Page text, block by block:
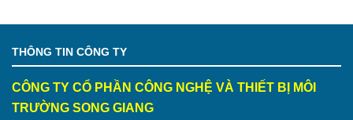
THÔNG TIN CÔNG TY
CÔNG TY CỔ PHẦN CÔNG NGHỆ VÀ THIẾT BỊ MÔI
TRƯỜNG SONG GIANG